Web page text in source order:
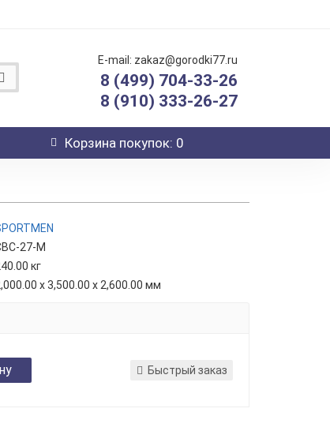
E-mail: zakaz@gorodki77.ru
8 (499) 704-33-26
8 (910) 333-26-27
Корзинапокупок: 0
27-М
кг
x 3,500.00 x 2,600.00 мм
Быстрый заказ